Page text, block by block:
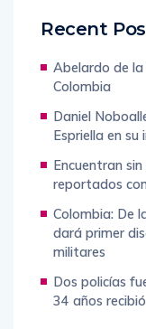
Recent
Abelardo de la
Colombia
Daniel
Espriella en su
Encuentran
reportados
Colombia: De
dará primer
militares
Dos policías
34 años